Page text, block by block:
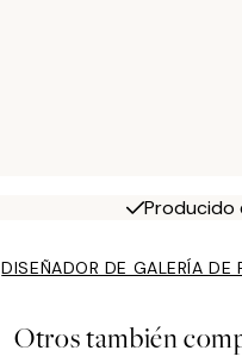
Producido
DISEÑADOR DE GALERÍA DE
Otros también